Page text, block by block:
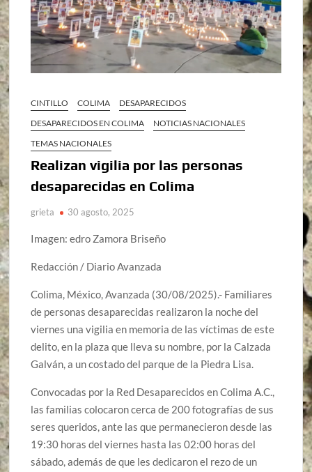
CINTILLO COLIMA
DESAPARECIDOS
DESAPARECIDOS EN COLIMA
NOTICIAS NACIONALES
TEMAS NACIONALES
Realizan vigilia por las personas
desaparecidas en Colima
grieta 30 agosto, 2025
Imagen: edro Zamora Briseño
Redacción / Diario Avanzada
Colima, México, Avanzada (30/08/2025).- Familiares
de personas desaparecidas realizaron la noche del
viernes una vigilia en memoria de las víctimas de este
delito, en la plaza que lleva su nombre, por la Calzada
Galván, a un costado del parque de la Piedra Lisa.
Convocadas por la Red Desaparecidos en Colima A.C.,
las familias colocaron cerca de 200 fotografías de sus
seres queridos, ante las que permanecieron desde las
19:30 horas del viernes hasta las 02:00 horas del
sábado, además de que les dedicaron el rezo de un